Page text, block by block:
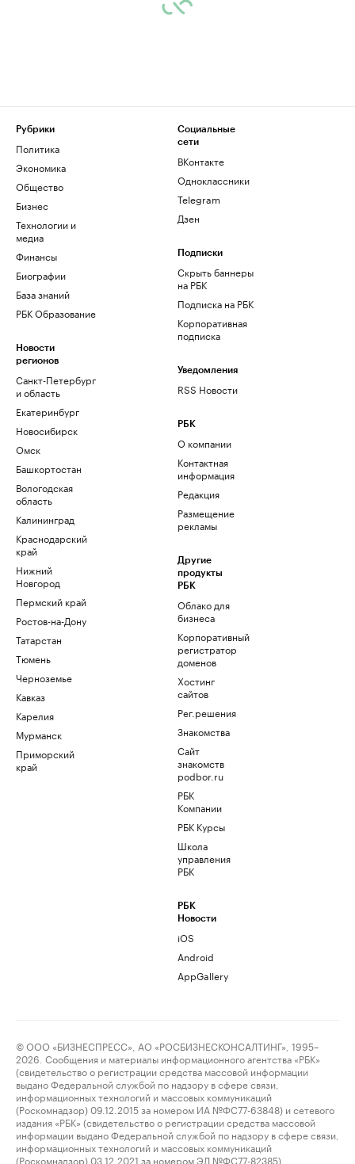
Рубрики
Политика
Экономика
Общество
Бизнес
Технологии и
медиа
Финансы
Биографии
База знаний
РБК Образование
Новости
регионов
Санкт-Петербург
и область
Екатеринбург
Новосибирск
Омск
Башкортостан
Вологодская
область
Калининград
Краснодарский
край
Нижний
Новгород
Пермский край
Ростов-на-Дону
Татарстан
Тюмень
Черноземье
Кавказ
Карелия
Мурманск
Приморский
край
Социальные
сети
ВКонтакте
Одноклассники
Telegram
Дзен
Подписки
Скрыть баннеры
на РБК
Подписка на РБК
Корпоративная
подписка
Уведомления
RSS Новости
РБК
О компании
Контактная
информация
Редакция
Размещение
рекламы
Другие
продукты
РБК
Облако для
бизнеса
Корпоративный
регистратор
доменов
Хостинг
сайтов
Рег.решения
Знакомства
Сайт
знакомств
podbor.ru
РБК
Компании
РБК Курсы
Школа
управления
РБК
РБК
Новости
iOS
Android
AppGallery
© ООО «БИЗНЕСПРЕСС», АО «РОСБИЗНЕСКОНСАЛТИНГ», 1995–
2026. Сообщения и материалы информационного агентства «РБК»
(свидетельство о регистрации средства массовой информации
выдано Федеральной службой по надзору в сфере связи,
информационных технологий и массовых коммуникаций
(Роскомнадзор) 09.12.2015 за номером ИА №ФС77-63848) и сетевого
издания «РБК» (свидетельство о регистрации средства массовой
информации выдано Федеральной службой по надзору в сфере связи,
информационных технологий и массовых коммуникаций
(Роскомнадзор) 03.12.2021 за номером ЭЛ №ФС77-82385)